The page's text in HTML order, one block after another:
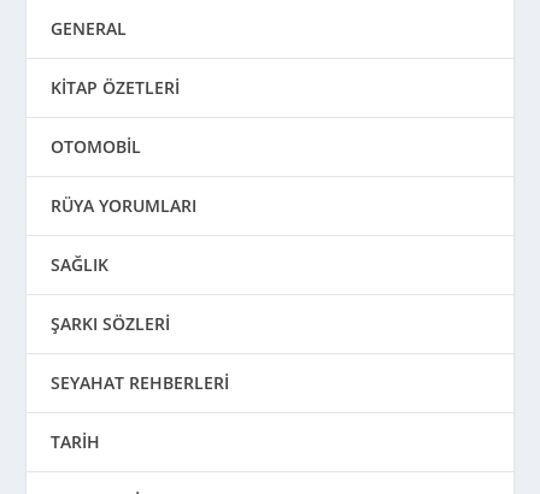
GENERAL
KİTAP ÖZETLERİ
OTOMOBİL
RÜYA YORUMLARI
SAĞLIK
ŞARKI SÖZLERİ
SEYAHAT REHBERLERİ
TARİH